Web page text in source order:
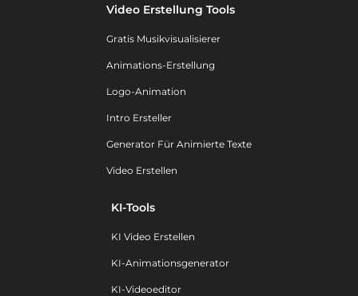
Video Erstellung Tools
Gratis Musikvisualisierer
Animations-Erstellung
Logo-Animation
Intro Ersteller
Generator Für Animierte Texte
Video Erstellen
KI-Tools
KI Video Erstellen
KI-Animationsgenerator
KI-Videoeditor